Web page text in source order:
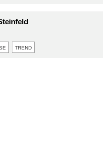
trend